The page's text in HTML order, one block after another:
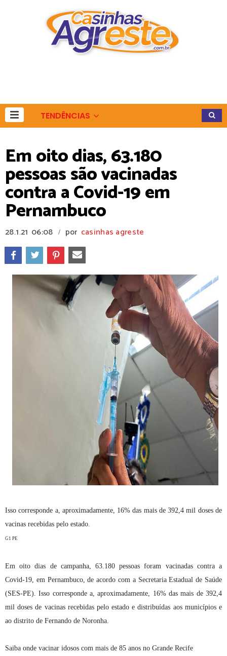
TENDÊNCIAS
Em oito dias, 63.180
pessoas são vacinadas
contra a Covid-19 em
Pernambuco
28.1.21 06:08 / por casinhas agreste
Isso corresponde a, aproximadamente, 16% das mais de 392,4 mil doses de
vacinas recebidas pelo estado.
G1 PE
Em oito dias de campanha, 63.180 pessoas foram vacinadas contra a
Covid-19, em Pernambuco, de acordo com a Secretaria Estadual de Saúde
(SES-PE). Isso corresponde a, aproximadamente, 16% das mais de 392,4
mil doses de vacinas recebidas pelo estado e distribuídas aos municípios e
ao distrito de Fernando de Noronha.
Saiba onde vacinar idosos com mais de 85 anos no Grande Recife